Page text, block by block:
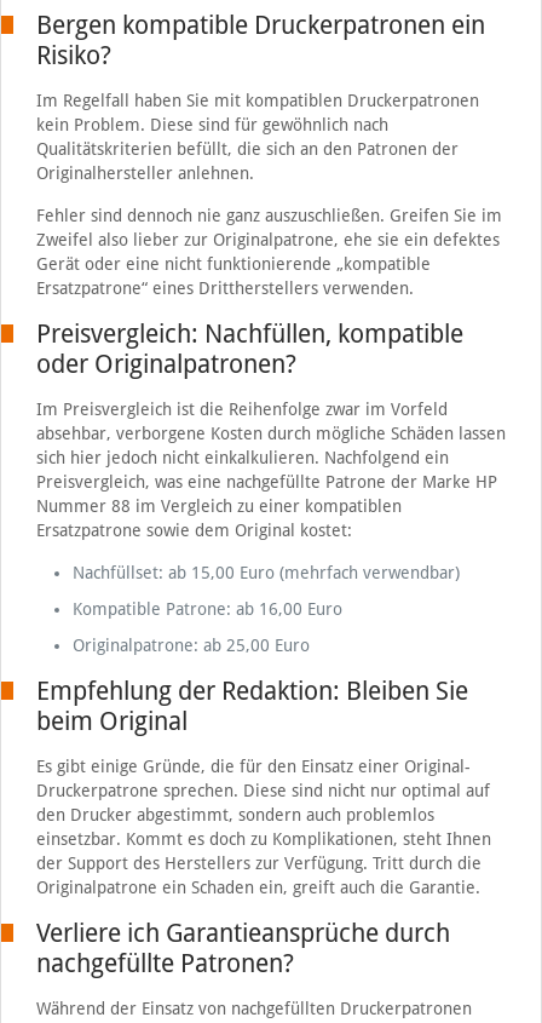
Bergen kompatible Druckerpatronen ein
Risiko?
Im Regelfall haben Sie mit kompatiblen Druckerpatronen
kein Problem. Diese sind für gewöhnlich nach
Qualitätskriterien befüllt, die sich an den Patronen der
Originalhersteller anlehnen.
Fehler sind dennoch nie ganz auszuschließen. Greifen Sie im
Zweifel also lieber zur Originalpatrone, ehe sie ein defektes
Gerät oder eine nicht funktionierende „kompatible
Ersatzpatrone“ eines Drittherstellers verwenden.
Preisvergleich: Nachfüllen, kompatible
oder Originalpatronen?
Im Preisvergleich ist die Reihenfolge zwar im Vorfeld
absehbar, verborgene Kosten durch mögliche Schäden lassen
sich hier jedoch nicht einkalkulieren. Nachfolgend ein
Preisvergleich, was eine nachgefüllte Patrone der Marke HP
Nummer 88 im Vergleich zu einer kompatiblen
Ersatzpatrone sowie dem Original kostet:
Nachfüllset: ab 15,00 Euro (mehrfach verwendbar)
Kompatible Patrone: ab 16,00 Euro
Originalpatrone: ab 25,00 Euro
Empfehlung der Redaktion: Bleiben Sie
beim Original
Es gibt einige Gründe, die für den Einsatz einer Original-
Druckerpatrone sprechen. Diese sind nicht nur optimal auf
den Drucker abgestimmt, sondern auch problemlos
einsetzbar. Kommt es doch zu Komplikationen, steht Ihnen
der Support des Herstellers zur Verfügung. Tritt durch die
Originalpatrone ein Schaden ein, greift auch die Garantie.
Verliere ich Garantieansprüche durch
nachgefüllte Patronen?
Während der Einsatz von nachgefüllten Druckerpatronen